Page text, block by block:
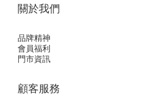
關於我們
品牌精神
會員福利
門市資訊
顧客服務